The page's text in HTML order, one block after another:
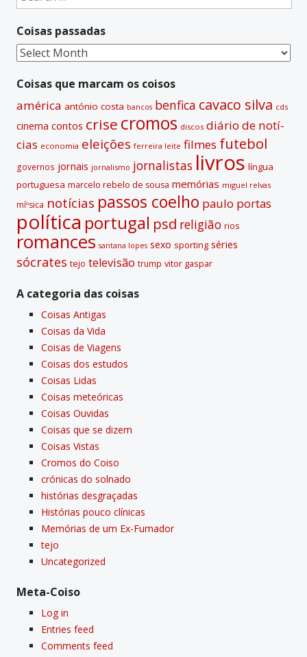
a
t
i
v
for:
Coisas passadas
Coisas
Coisas que marcam os coisos
américa antónio costa bancos benfica cavaco silva cds
cinema contos crise cromos discos diário de notí­
cias economia eleições ferreira leite filmes futebol
governos jornais jornalismo jornalistas livros lí­ngua
portuguesa marcelo rebelo de sousa memórias miguel relvas
míºsica notí­cias passos coelho paulo portas
polí­tica portugal psd religião rios
romances santana lopes sexo sporting séries
sócrates tejo televisão trump vitor gaspar
A categoria das coisas
Coisas Antigas
Coisas da Vida
Coisas de Viagens
Coisas dos estudos
Coisas Lidas
Coisas meteóricas
Coisas Ouvidas
Coisas que se dizem
Coisas Vistas
Cromos do Coiso
crónicas do solnado
histórias desgraçadas
Histórias pouco clí­nicas
Memórias de um Ex-Fumador
tejo
Uncategorized
Meta-Coiso
Log in
Entries feed
Comments feed